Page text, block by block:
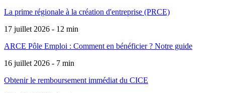
La prime régionale à la création d'entreprise (PRCE)
17 juillet 2026 - 12 min
ARCE Pôle Emploi : Comment en bénéficier ? Notre guide
16 juillet 2026 - 7 min
Obtenir le remboursement immédiat du CICE